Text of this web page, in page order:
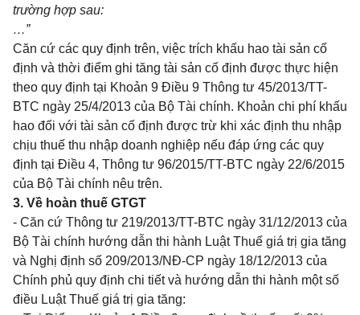
trường hợp sau:
…”
Căn cứ các quy định trên, việc trích khấu hao tài sản cố
định và thời điểm ghi tăng tài sản cố định được thực hiện
theo quy định tại Khoản 9 Điều 9 Thông tư 45/2013/TT-
BTC ngày 25/4/2013 của Bộ Tài chính. Khoản chi phí khấu
hao đối với tài sản cố định được trừ khi xác định thu nhập
chịu thuế thu nhập doanh nghiệp nếu đáp ứng các quy
định tại Điều 4, Thông tư 96/2015/TT-BTC ngày 22/6/2015
của Bộ Tài chính nêu trên.
3. Về hoàn thuế GTGT
- Căn cứ Thông tư 219/2013/TT-BTC ngày 31/12/2013 của
Bộ Tài chính hướng dẫn thi hành Luật Thuế giá trị gia tăng
và Nghị định số 209/2013/NĐ-CP ngày 18/12/2013 của
Chính phủ quy định chi tiết và hướng dẫn thi hành một số
điều Luật Thuế giá trị gia tăng: